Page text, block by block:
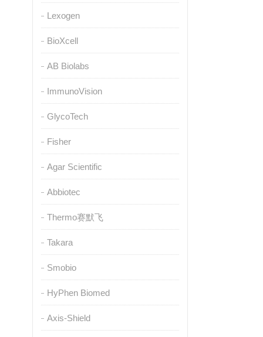
Lexogen
BioXcell
AB Biolabs
ImmunoVision
GlycoTech
Fisher
Agar Scientific
Abbiotec
Thermo赛默飞
Takara
Smobio
HyPhen Biomed
Axis-Shield